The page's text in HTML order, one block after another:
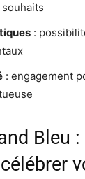
:
: engagement
Bleu